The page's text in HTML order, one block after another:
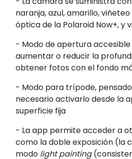
naranja, azul, amarillo,
óptica de la Polaroid Now+,
- Modo de apertura
aumentar o reducir la
obtener fotos con el fondo
- Modo para trípode,
necesario activarlo desde la
superficie fija
- La app permite acceder a
como la doble exposición (la
modo light painting